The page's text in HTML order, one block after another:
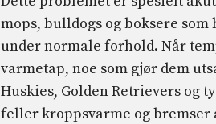
mops, bulldogs og boksere
under normale forhold. Når
varmetap, noe som gjør dem
Huskies, Golden Retrievers og
feller kroppsvarme og bremser